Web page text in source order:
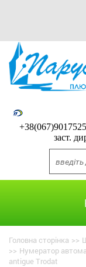
заст.
Головна сторінка >>
>> Нумератор
antigue Trodat